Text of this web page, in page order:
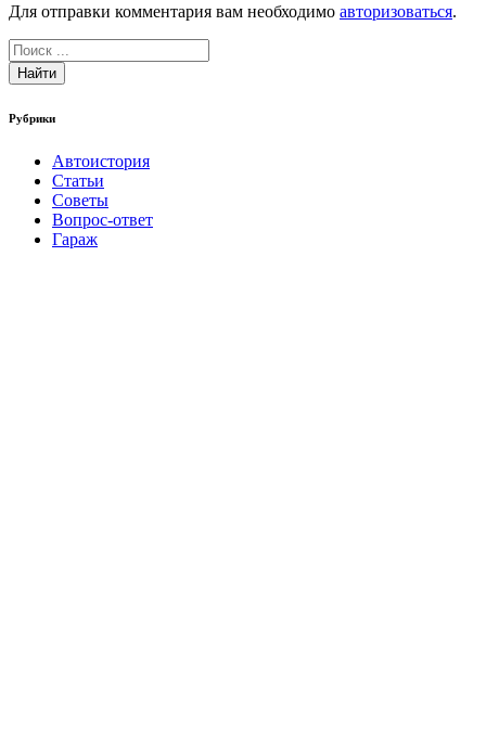
Для отправки комментария вам необходимо авторизоваться.
Найти
Рубрики
Автоистория
Статьи
Советы
Вопрос-ответ
Гараж